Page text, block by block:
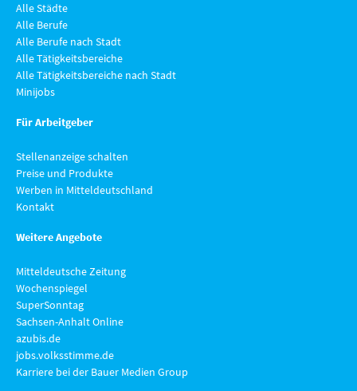
Alle Städte
Alle Berufe
Alle Berufe nach Stadt
Alle Tätigkeitsbereiche
Alle Tätigkeitsbereiche nach Stadt
Minijobs
Für Arbeitgeber
Stellenanzeige schalten
Preise und Produkte
Werben in Mitteldeutschland
Kontakt
Weitere Angebote
Mitteldeutsche Zeitung
Wochenspiegel
SuperSonntag
Sachsen-Anhalt Online
azubis.de
jobs.volksstimme.de
Karriere bei der Bauer Medien Group